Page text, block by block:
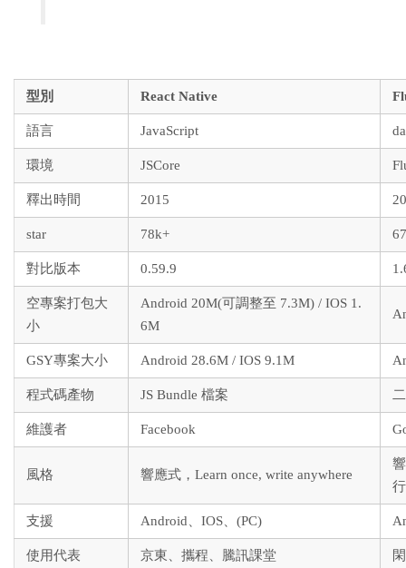
型別 React Native
語言 JavaScript
環境 JSCore
釋出時間 2015
star 78k+
對比版本 0.59.9
空專案打包大
小
Android 20M(可調整至 7.3M) / IOS 1.
6M
GSY專案大小 Android 28.6M / IOS 9.1M
程式碼產物 JS Bundle 檔案
維護者 Facebook
風格 響應式，Learn once, write anywhere
行
支援 Android、IOS、(PC)
使用代表 京東、攜程、騰訊課堂